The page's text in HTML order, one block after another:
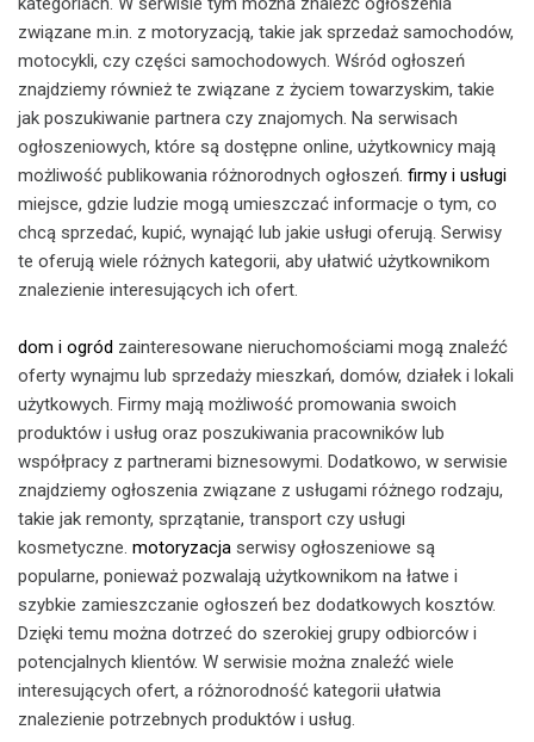
związane m.in. z motoryzacją, takie jak sprzedaż samochodów,
motocykli, czy części samochodowych. Wśród ogłoszeń
znajdziemy również te związane z życiem towarzyskim, takie
jak poszukiwanie partnera czy znajomych. Na serwisach
ogłoszeniowych, które są dostępne online, użytkownicy mają
możliwość publikowania różnorodnych ogłoszeń. firmy i usługi
miejsce, gdzie ludzie mogą umieszczać informacje o tym, co
chcą sprzedać, kupić, wynająć lub jakie usługi oferują. Serwisy
te oferują wiele różnych kategorii, aby ułatwić użytkownikom
znalezienie interesujących ich ofert.
dom i ogród zainteresowane nieruchomościami mogą znaleźć
oferty wynajmu lub sprzedaży mieszkań, domów, działek i lokali
użytkowych. Firmy mają możliwość promowania swoich
produktów i usług oraz poszukiwania pracowników lub
współpracy z partnerami biznesowymi. Dodatkowo, w serwisie
znajdziemy ogłoszenia związane z usługami różnego rodzaju,
takie jak remonty, sprzątanie, transport czy usługi
kosmetyczne. motoryzacja serwisy ogłoszeniowe są
popularne, ponieważ pozwalają użytkownikom na łatwe i
szybkie zamieszczanie ogłoszeń bez dodatkowych kosztów.
Dzięki temu można dotrzeć do szerokiej grupy odbiorców i
potencjalnych klientów. W serwisie można znaleźć wiele
interesujących ofert, a różnorodność kategorii ułatwia
znalezienie potrzebnych produktów i usług.